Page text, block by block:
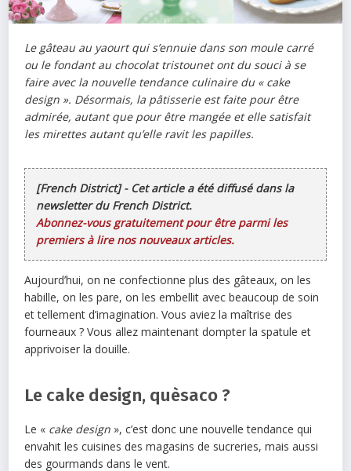
Le gâteau au yaourt qui s’ennuie dans son moule carré
ou le fondant au chocolat tristounet ont du souci à se
faire avec la nouvelle tendance culinaire du « cake
design ». Désormais, la pâtisserie est faite pour être
admirée, autant que pour être mangée et elle satisfait
les mirettes autant qu’elle ravit les papilles.
[French District] - Cet article a été diffusé dans la
newsletter du French District.
Abonnez-vous gratuitement pour être parmi les
premiers à lire nos nouveaux articles.
Aujourd’hui, on ne confectionne plus des gâteaux, on les
habille, on les pare, on les embellit avec beaucoup de soin
et tellement d’imagination. Vous aviez la maîtrise des
fourneaux ? Vous allez maintenant dompter la spatule et
apprivoiser la douille.
Le cake design, quèsaco ?
Le « cake design », c’est donc une nouvelle tendance qui
envahit les cuisines des magasins de sucreries, mais aussi
des gourmands dans le vent.